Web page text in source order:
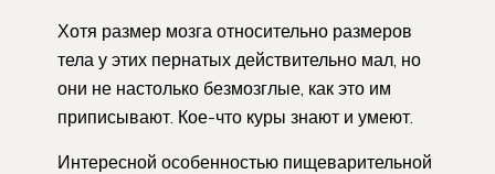
Хотя размер мозга относительно размеров
тела у этих пернатых действительно мал, но
они не настолько безмозглые, как это им
приписывают. Кое-что куры знают и умеют.
Интересной особенностью пищеварительной